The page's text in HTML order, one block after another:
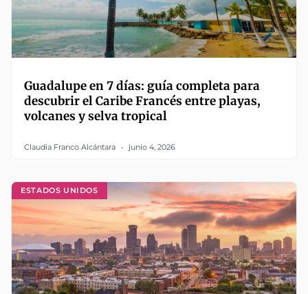
Guadalupe en 7 días: guía completa para
descubrir el Caribe Francés entre playas,
volcanes y selva tropical
Claudia Franco Alcántara junio 4, 2026
ESTADOS UNIDOS